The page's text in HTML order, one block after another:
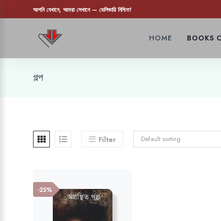
আপনি যেখানে, আমরা সেখানে — ডেলিভারি নিশ্চিত!
HOME BOOKS
গল্প
Filter Default sorting
-25%